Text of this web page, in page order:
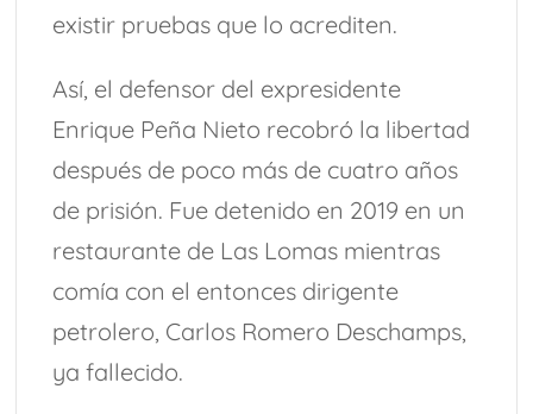
existir pruebas que lo acrediten.
Así, el defensor del expresidente
Enrique Peña Nieto recobró la libertad
después de poco más de cuatro años
de prisión. Fue detenido en 2019 en un
restaurante de Las Lomas mientras
comía con el entonces dirigente
petrolero, Carlos Romero Deschamps,
ya fallecido.